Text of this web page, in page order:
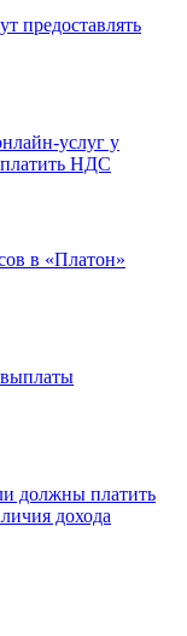
предоставлять
услуг у
НДС
в «Платон»
должны платить
дохода